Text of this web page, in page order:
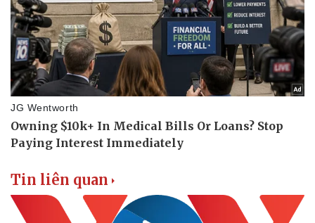
Dinh dưỡng - món ngon
Cây thuốc
Sản phụ khoa
Nhi khoa
Nam khoa
Làm đẹp - giảm cân
Phòng mạch online
Ăn sạch sống khỏe
Nhà đẹp
Blog
Tình yêu - Gia đình
Tin liên quan